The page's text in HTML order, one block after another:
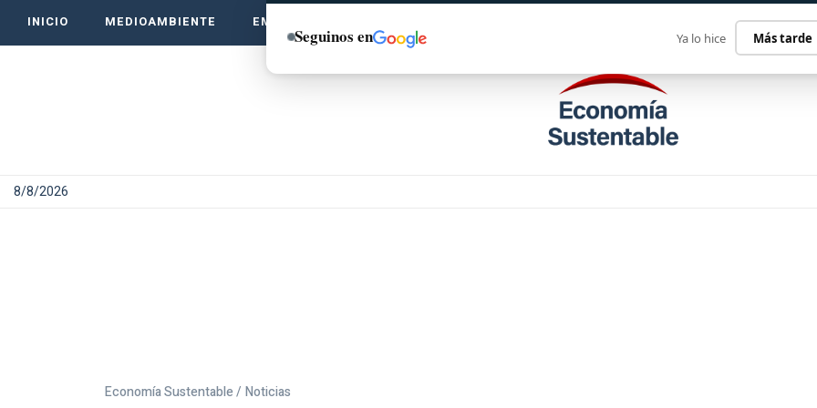
INICIO MEDIOAMBIENTE EMPRENDE VERDE
8/8/2026
Economía Sustentable / Noticias
Seguinos en Ya lo hice Más tarde